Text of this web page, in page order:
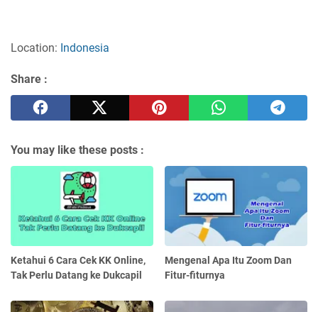
Location: Indonesia
Share :
You may like these posts :
Ketahui 6 Cara Cek KK Online,
Tak Perlu Datang ke Dukcapil
Mengenal Apa Itu Zoom Dan
Fitur-fiturnya